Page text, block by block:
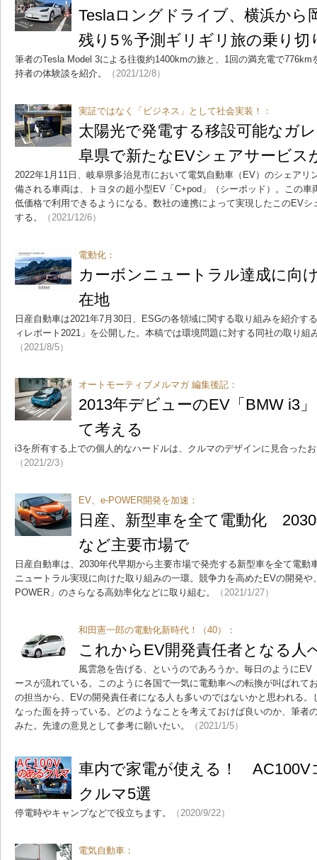
Teslaロングドライブ、横浜か
残り5％予測ギリギリ旅の乗り切
筆者のTesla Model 3による往復約1400kmの旅と、1回の満充電で
持者の体験談を紹介。
（2021/12/8）
実証ではなく「ビジネス」として社会実装！：
太陽光で発電する移設可能なガ
阜県で新たなEVシェアサービス
2022年1月11日、岐阜県多治見市において電気自動車（EV）のシェアリ
備される車両は、トヨタの超小型EV「C+pod」（シーポッド）。この車
低価格で利用できるようになる。数社の連携によって実現したこのEV
する。
（2021/12/6）
電動化：
カーボンニュートラル達成に向
在地
日産自動車は2021年7月30日、ESGの各領域に関する取り組みを紹介す
ィレポート2021」を公開した。本稿では環境問題に対する同社の取り組
（2021/8/5）
オートモーティブメルマガ 編集後記：
2013年デビューのEV「BMW i3
て考える
i3を所有する上での個人的なハードルは、クルマのデザインに見合った
（2021/2/3）
EV、e-POWER開発を加速：
日産、新型車を全て電動化
など主要市場で
日産自動車は、2030年代早期から主要市場で発売する新型車を全て電動
ニュートラル実現に向けた取り組みの一環。競争力を高めたEVの開発
POWER」のさらなる高効率化などに取り組む。
（2021/1/27）
和田憲一郎の電動化新時代！（40）：
これからEV開発責任者となる人
風雲急を告げる、というのであろうか。毎日のように
ースが流れている。このように各国で一気に電動車への転換が叫ばれて
の担当から、EVの開発責任者になる人も多いのではないかと思われる
なった面を持っている。どのようなことを考えておけば良いのか、筆者
みた。先達の意見として参考に願いたい。
（2021/1/5）
車内で家電が使える！ AC100V
クルマ5選
停電時やキャンプなどで役立ちます。 （2020/9/22）
電気自動車：